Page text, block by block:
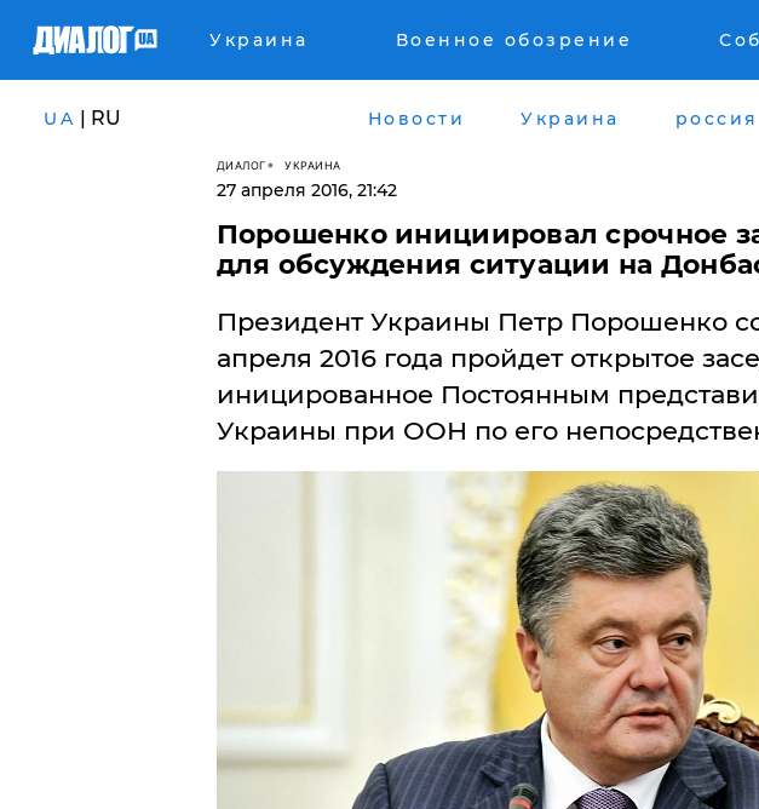
Украина Военное обозрение
UA | RU Новости Украина россия
ДИАЛОГ УКРАИНА
27 апреля 2016, 21:42
Порошенко инициировал срочное
для обсуждения ситуации на
Президент Украины Петр Порошенко
апреля 2016 года пройдет открытое
иницированное Постоянным
Украины при ООН по его